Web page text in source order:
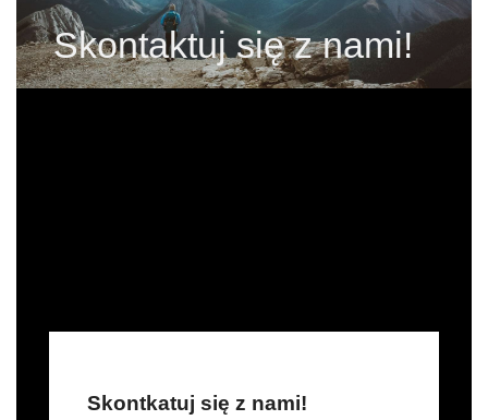
Skontaktuj się z nami!
Skontkatuj się z nami!